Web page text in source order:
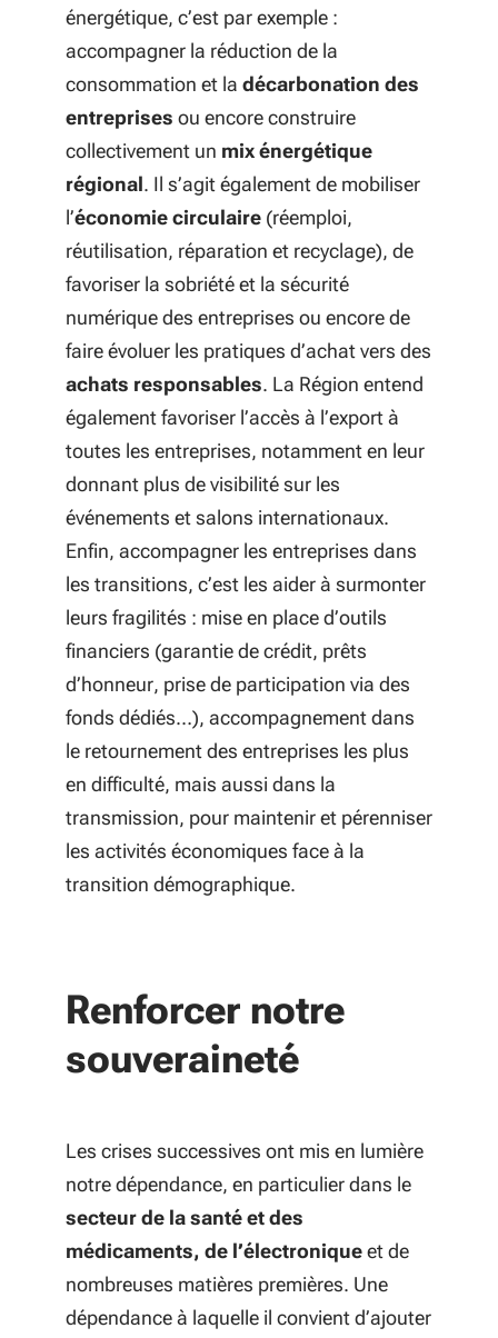
énergétique, c’est par exemple :
accompagner la réduction de la
consommation et la décarbonation des
entreprises ou encore construire
collectivement un mix énergétique
régional. Il s’agit également de mobiliser
l’économie circulaire (réemploi,
réutilisation, réparation et recyclage), de
favoriser la sobriété et la sécurité
numérique des entreprises ou encore de
faire évoluer les pratiques d’achat vers des
achats responsables. La Région entend
également favoriser l’accès à l’export à
toutes les entreprises, notamment en leur
donnant plus de visibilité sur les
événements et salons internationaux.
Enfin, accompagner les entreprises dans
les transitions, c’est les aider à surmonter
leurs fragilités : mise en place d’outils
financiers (garantie de crédit, prêts
d’honneur, prise de participation via des
fonds dédiés…), accompagnement dans
le retournement des entreprises les plus
en difficulté, mais aussi dans la
transmission, pour maintenir et pérenniser
les activités économiques face à la
transition démographique.
Renforcer notre
souveraineté
Les crises successives ont mis en lumière
notre dépendance, en particulier dans le
secteur de la santé et des
médicaments, de l’électroniqueet de
nombreuses matières premières. Une
dépendance à laquelle il convient d’ajouter